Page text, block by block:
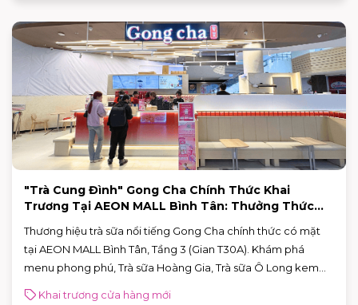
"Trà Cung Đình" Gong Cha Chính Thức Khai
Trương Tại AEON MALL Bình Tân: Thưởng Thức
Thương hiệu trà sữa nổi tiếng Gong Cha chính thức có mặt
tại AEON MALL Bình Tân, Tầng 3 (Gian T30A). Khám phá
menu phong phú, Trà sữa Hoàng Gia, Trà sữa Ô Long kem
Khai trương cửa hàng mới